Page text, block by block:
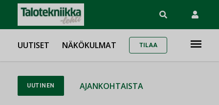
UUTISET NÄKÖKULMAT TILAA
UUTINEN AJANKOHTAISTA